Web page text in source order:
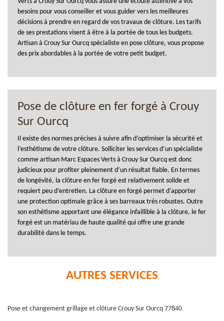
besoins pour vous conseiller et vous guider vers les meilleures
décisions à prendre en regard de vos travaux de clôture. Les tarifs
de ses prestations visent à être à la portée de tous les budgets.
Artisan à Crouy Sur Ourcq spécialiste en pose clôture, vous propose
des prix abordables à la portée de votre petit budget.
Pose de clôture en fer forgé à Crouy
Sur Ourcq
Il existe des normes précises à suivre afin d’optimiser la sécurité et
l’esthétisme de votre clôture. Solliciter les services d’un spécialiste
comme artisan Marc Espaces Verts à Crouy Sur Ourcq est donc
judicieux pour profiter pleinement d’un résultat fiable. En termes
de longévité, la clôture en fer forgé est relativement solide et
requiert peu d’entretien. La clôture en forgé permet d'apporter
une protection optimale grâce à ses barreaux très robustes. Outre
son esthétisme apportant une élégance infaillible à la clôture, le fer
forgé est un matériau de haute qualité qui offre une grande
durabilité dans le temps.
AUTRES SERVICES
Pose et changement grillage et clôture Crouy Sur Ourcq 77840